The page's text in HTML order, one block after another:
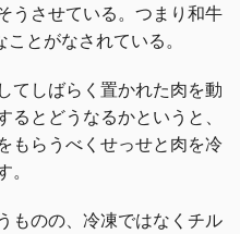
うさせている。つまり和牛
とがなされている。
てしばらく置かれた肉を動
とどうなるかというと、
もらうべくせっせと肉を冷
ものの、冷凍ではなくチル